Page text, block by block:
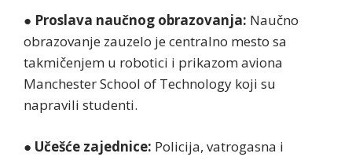
● Proslava naučnog obrazovanja: Naučno
obrazovanje zauzelo je centralno mesto sa
takmičenjem u robotici i prikazom aviona
Manchester School of Technology koji su
napravili studenti.
● Učešće zajednice: Policija, vatrogasna i